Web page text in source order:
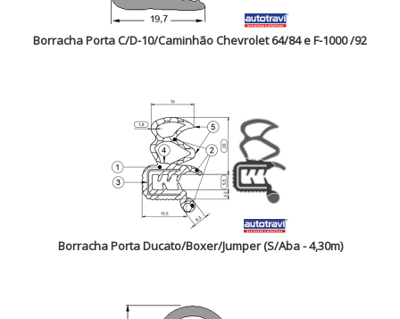
Borracha Porta C/D-10/Caminhão Chevrolet 64/84 e F-1000 /92
Borracha Porta Ducato/Boxer/Jumper (S/Aba - 4,30m)